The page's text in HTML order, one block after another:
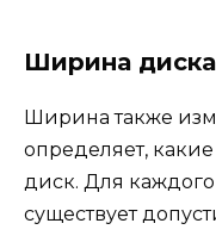
Ширина диска
Ширина также
определяет,
диск. Для
существует